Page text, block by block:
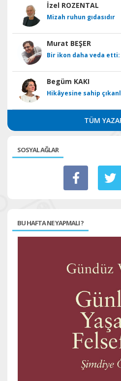
İzel ROZENTAL
Mizah ruhun gıdasıdır
Murat BEŞER
Bir ikon daha veda
Begüm KAKI
Hikâyesine sahip
TÜM
SOSYAL AĞLAR
BU HAFTA NE YAPMALI ?